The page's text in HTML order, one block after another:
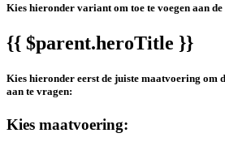
Kies hieronder variant om toe te voegen aan
{{ $parent.heroTitle }}
Kies hieronder eerst de juiste maatvoering om
aan te vragen:
Kies maatvoering: